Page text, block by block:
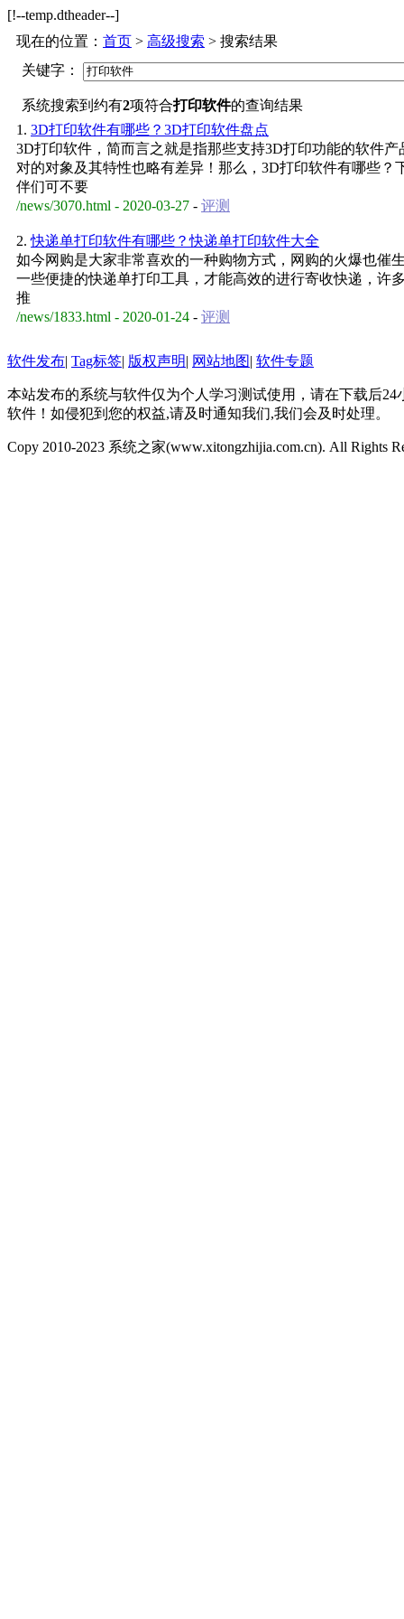
[!--temp.dtheader--]
现在的位置： 首页 > 高级搜索 > 搜索结果
关键字：
系统搜索到约有2项符合打印软件的查询结果
1. 3D打印软件有哪些？3D打印软件盘点
3D打印软件，简而言之就是指那些支持3D打印功能的软件
对的对象及其特性也略有差异！那么，3D打印软件有哪些
伴们可不要
/news/3070.html - 2020-03-27 - 评测
2. 快递单打印软件有哪些？快递单打印软件大全
如今网购是大家非常喜欢的一种购物方式，网购的火爆也催
一些便捷的快递单打印工具，才能高效的进行寄收快递，许
推
/news/1833.html - 2020-01-24 - 评测
软件发布| Tag标签| 版权声明| 网站地图| 软件专题
本站发布的系统与软件仅为个人学习测试使用，请在下载后
软件！如侵犯到您的权益,请及时通知我们,我们会及时处理。
Copy 2010-2023 系统之家(www.xitongzhijia.com.cn). All Rights